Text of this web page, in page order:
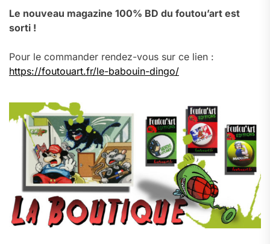
Le nouveau magazine 100% BD du foutou’art est
sorti !
Pour le commander rendez-vous sur ce lien :
https://foutouart.fr/le-babouin-dingo/